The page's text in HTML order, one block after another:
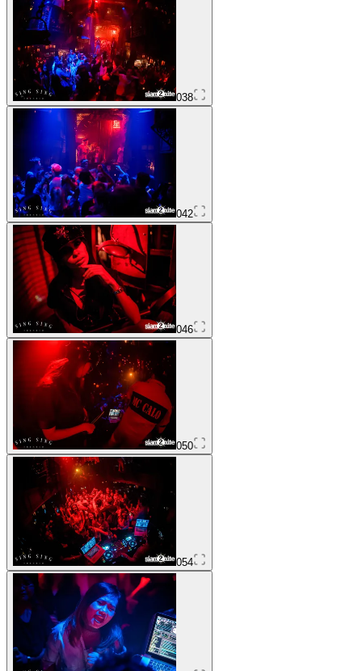
038
042
046
050
054